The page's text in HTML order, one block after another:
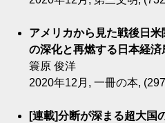
アメリカから見た戦後日
の深化と再燃する日本経済
簑原 俊洋
2020年12月, 一冊の本,
[連載]分断が深まる超大国